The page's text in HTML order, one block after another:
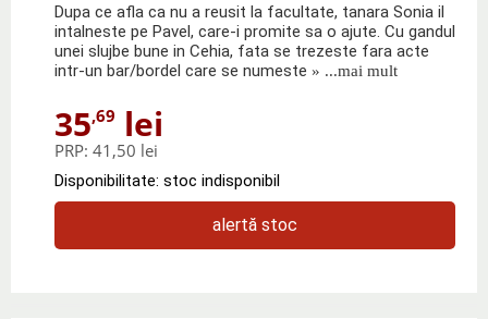
Dupa ce afla ca nu a reusit la facultate, tanara Sonia il
intalneste pe Pavel, care-i promite sa o ajute. Cu gandul
unei slujbe bune in Cehia, fata se trezeste fara acte
intr-un bar/bordel care se numeste » ...mai mult
35,69 lei
PRP: 41,50 lei
Disponibilitate: stoc indisponibil
alertă stoc